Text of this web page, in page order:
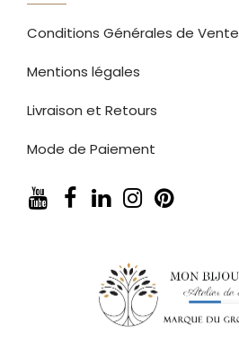
Conditions Générales de Vente
Mentions légales
Livraison et Retours
Mode de Paiement